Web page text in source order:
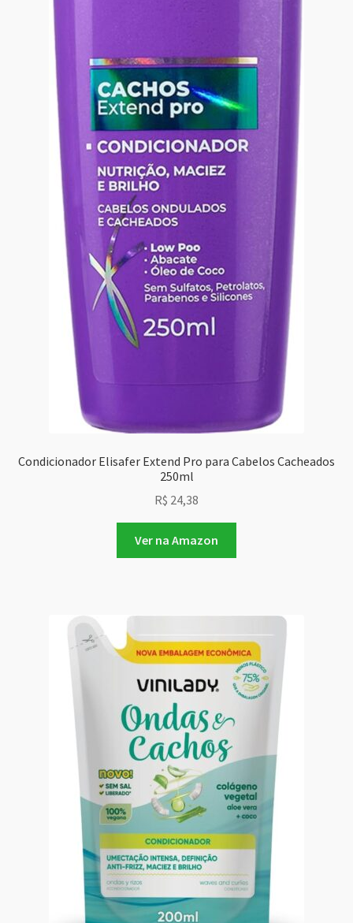
Condicionador Elisafer Extend Pro para Cabelos Cacheados
250ml
R$ 24,38
Ver na Amazon